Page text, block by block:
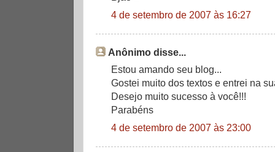
4 de setembro de 2007 às 16:27
Anônimo disse...
Estou amando seu blog...
Gostei muito dos textos e entrei na
Desejo muito sucesso à você!!!
Parabéns
4 de setembro de 2007 às 23:00